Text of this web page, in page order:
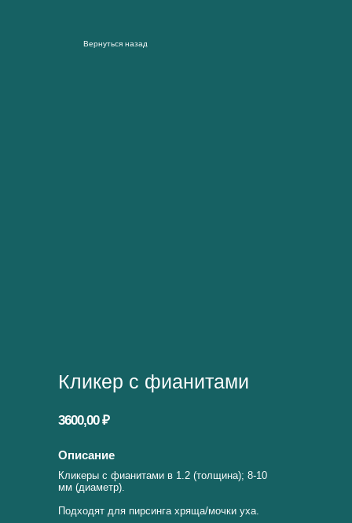
Вернуться назад
Кликер с фианитами
Описание
Кликеры с фианитами в 1.2 (толщина); 8-10
мм (диаметр).
Подходят для пирсинга хряща/мочки уха.
3600,00 ₽